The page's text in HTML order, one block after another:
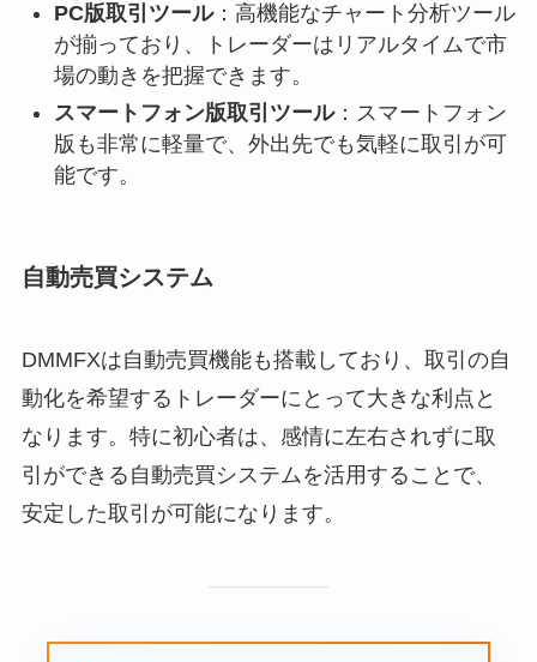
PC版取引ツール：高機能なチャート分析ツール
が揃っており、トレーダーはリアルタイムで市
場の動きを把握できます。
スマートフォン版取引ツール：スマートフォン
版も非常に軽量で、外出先でも気軽に取引が可
能です。
自動売買システム
DMMFXは自動売買機能も搭載しており、取引の自
動化を希望するトレーダーにとって大きな利点と
なります。特に初心者は、感情に左右されずに取
引ができる自動売買システムを活用することで、
安定した取引が可能になります。